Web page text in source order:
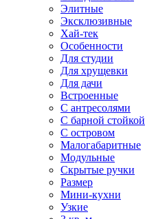
Элитные
Эксклюзивные
Хай-тек
Особенности
Для студии
Для хрущевки
Для дачи
Встроенные
С антресолями
С барной стойкой
С островом
Малогабаритные
Модульные
Скрытые ручки
Размер
Мини-кухни
Узкие